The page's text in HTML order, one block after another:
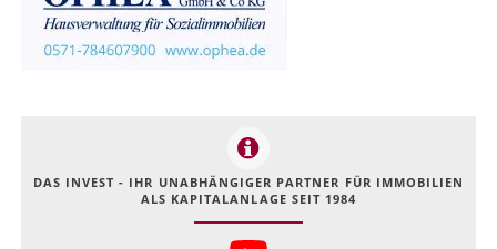
DAS INVEST - IHR UNABHÄNGIGER PARTNER FÜR IMMOBILIEN
ALS KAPITALANLAGE SEIT 1984